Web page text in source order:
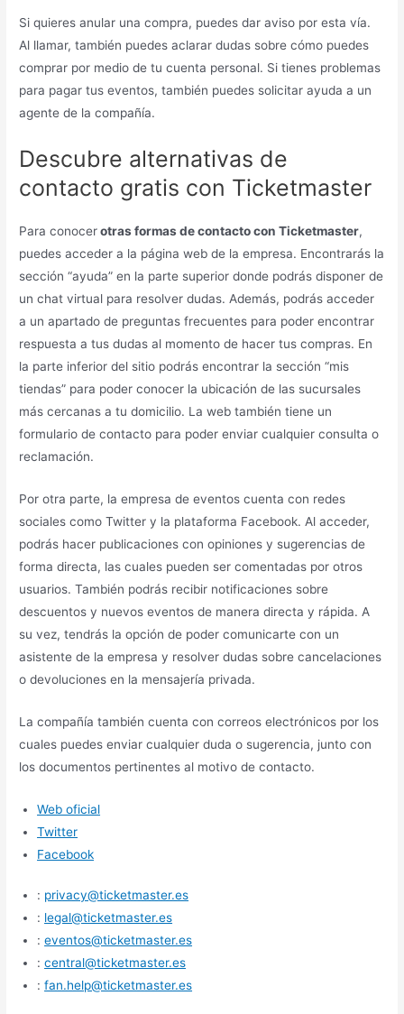
Si quieres anular una compra, puedes dar aviso por esta vía.
Al llamar, también puedes aclarar dudas sobre cómo puedes
comprar por medio de tu cuenta personal. Si tienes problemas
para pagar tus eventos, también puedes solicitar ayuda a un
agente de la compañía.
Descubre alternativas de
contacto gratis con Ticketmaster
Para conocerotras formas de contacto con Ticketmaster,
puedes acceder a la página web de la empresa. Encontrarás la
sección “ayuda” en la parte superior donde podrás disponer de
un chat virtual para resolver dudas. Además, podrás acceder
a un apartado de preguntas frecuentes para poder encontrar
respuesta a tus dudas al momento de hacer tus compras. En
la parte inferior del sitio podrás encontrar la sección “mis
tiendas” para poder conocer la ubicación de las sucursales
más cercanas a tu domicilio. La web también tiene un
formulario de contacto para poder enviar cualquier consulta o
reclamación.
Por otra parte, la empresa de eventos cuenta con redes
sociales como Twitter y la plataforma Facebook. Al acceder,
podrás hacer publicaciones con opiniones y sugerencias de
forma directa, las cuales pueden ser comentadas por otros
usuarios. También podrás recibir notificaciones sobre
descuentos y nuevos eventos de manera directa y rápida. A
su vez, tendrás la opción de poder comunicarte con un
asistente de la empresa y resolver dudas sobre cancelaciones
o devoluciones en la mensajería privada.
La compañía también cuenta con correos electrónicos por los
cuales puedes enviar cualquier duda o sugerencia, junto con
los documentos pertinentes al motivo de contacto.
Web oficial
Twitter
Facebook
: privacy@ticketmaster.es
: legal@ticketmaster.es
:eventos@ticketmaster.es
:central@ticketmaster.es
:fan.help@ticketmaster.es